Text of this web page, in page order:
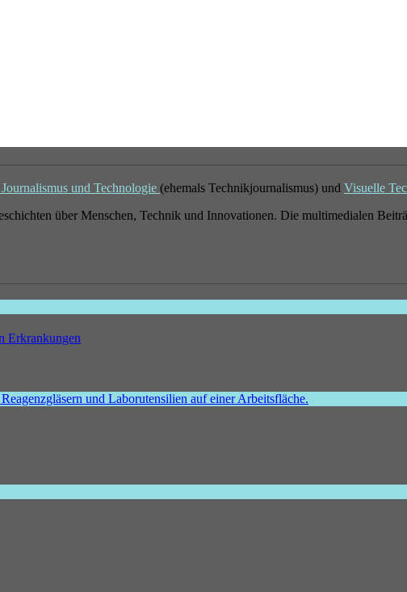
und Technologie (ehemals Technikjournalismus) und Visuelle
über Menschen, Technik und Innovationen. Die multimedialen
Erkrankungen